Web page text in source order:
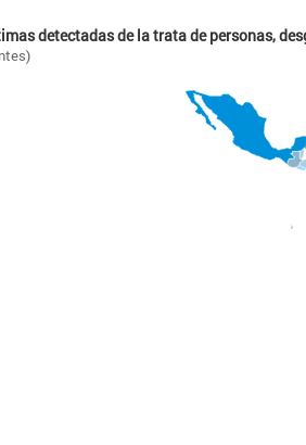
detectadas de la trata de personas,